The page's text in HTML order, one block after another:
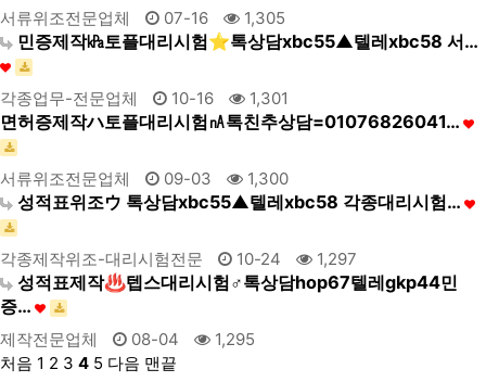
서류위조전문업체 07-16 1,305
민증제작㎪토플대리시험⭐톡상담xbc55▲텔레xbc58 서…
각종업무-전문업체 10-16 1,301
면허증제작ハ토플대리시험㎁톡친추상담=01076826041…
서류위조전문업체 09-03 1,300
성적표위조ウ 톡상담xbc55▲텔레xbc58 각종대리시험…
각종제작위조-대리시험전문 10-24 1,297
성적표제작♨텝스대리시험♂톡상담hop67텔레gkp44민
증…
제작전문업체 08-04
1,295
처음 1 2 3 4 5 다음 맨끝